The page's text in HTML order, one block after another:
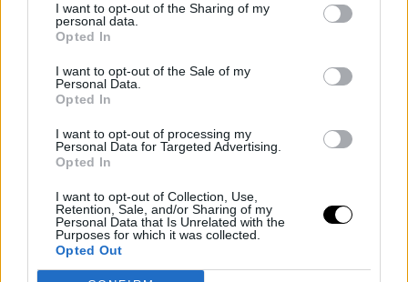
I want to opt-out of the Sharing of my
personal data.
Opted In
I want to opt-out of the Sale of my
Personal Data.
Opted In
I want to opt-out of processing my
Personal Data for Targeted Advertising.
Opted In
I want to opt-out of Collection, Use,
Retention, Sale, and/or Sharing of my
Personal Data that Is Unrelated with the
Purposes for which it was collected.
Opted Out
Pin Print
Base pizza keto con albumi
Cuisine:chetogenica Difficulty: Facile
Porzioni
Preparazione